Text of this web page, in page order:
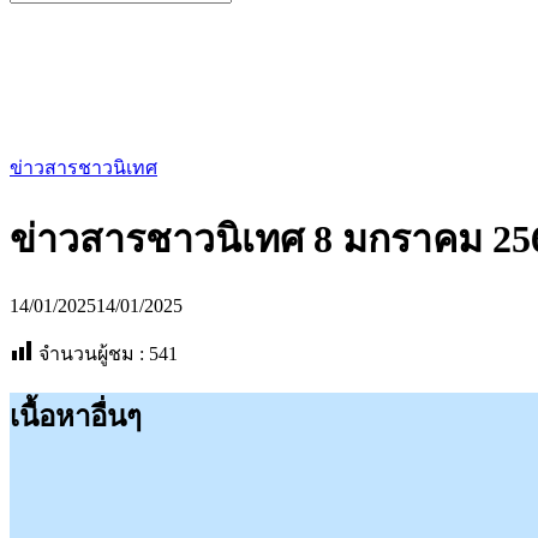
for:
ข่าวสารชาวนิเทศ
ข่าวสารชาวนิเทศ 8 มกราคม
14/01/202514/01/2025
จำนวนผู้ชม : 541
เนื้อหาอื่นๆ